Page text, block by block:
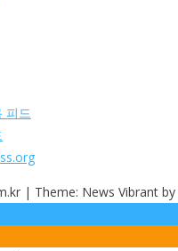
피드
| Theme: News Vibrant by